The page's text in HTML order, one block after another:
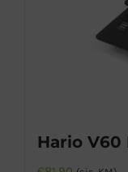
Hario V60